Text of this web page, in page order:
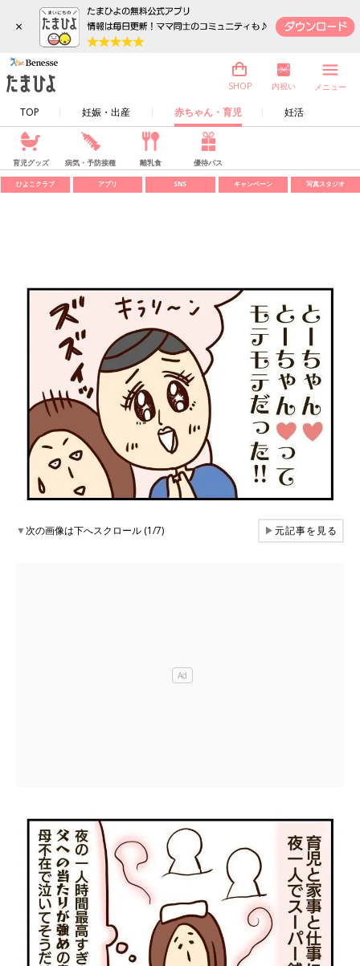
×
TOP 妊娠・出産 赤ちゃん・育児 妊活
SHOP 内祝い メニュー
育児グッズ 病気・予防接種 離乳食 優待パス
ひよこクラブ アプリ SNS キャンペーン 写真スタジオ
▼次の画像は下へスクロール (1/7) ▶元記事を見る